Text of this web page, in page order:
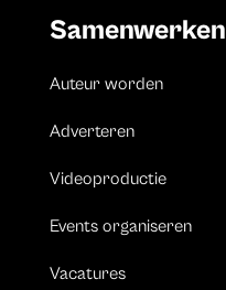
Samenwerken
Auteur worden
Adverteren
Videoproductie
Events organiseren
Vacatures